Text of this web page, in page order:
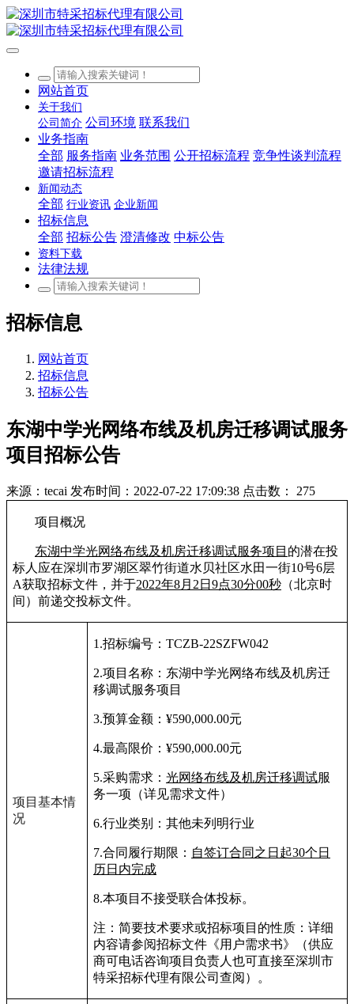
网站首页
关于我们
公司简介 公司环境 联系我们
业务指南
全部 服务指南 业务范围 公开招标流程 竞争性谈判流程
邀请招标流程
新闻动态
全部 行业资讯 企业新闻
招标信息
全部 招标公告 澄清修改 中标公告
资料下载
法律法规
招标信息
网站首页
招标信息
招标公告
东湖中学光网络布线及机房迁移调试服务
项目招标公告
来源：tecai 发布时间：2022-07-22 17:09:38 点击数： 275
项目概况
东湖中学光网络布线及机房迁移调试服务项目 的潜在投
标人应在深圳市罗湖区翠竹街道水贝社区水田一街10号6层
A获取招标文件，并于2022年8月 2 日 9点30分00秒 （北京时
间）前递交投标文件。
项目基本情
况
1.招标编号： TCZB-22SZFW042
2.项目名称：东湖中学光网络布线及机房迁
移调试服务项目
3.预算金额： ¥590,000.00元
4.最高限价： ¥590,000.00元
5.采购需求： 光网络布线及机房迁移调试服
务一项（详见需求文件）
6.行业类别：其他未列明行业
7.合同履行期限： 自签订合同之日起30个日
历日内完成
8.本项目不接受联合体投标。
注：简要技术要求或招标项目的性质：详细
内容请参阅招标文件《用户需求书》（供应
商可电话咨询项目负责人也可直接至深圳市
特采招标代理有限公司查阅）。